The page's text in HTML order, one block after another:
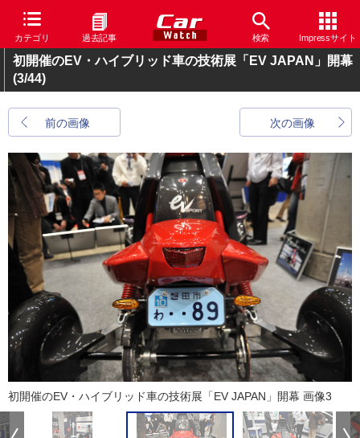
カテゴリ 過去記事 検索 Impressサイト
初開催のEV・ハイブリッド車の技術展「EV JAPAN」開幕
(3/44)
前の画像 次の画像
初開催のEV・ハイブリッド車の技術展「EV JAPAN」開幕 画像3